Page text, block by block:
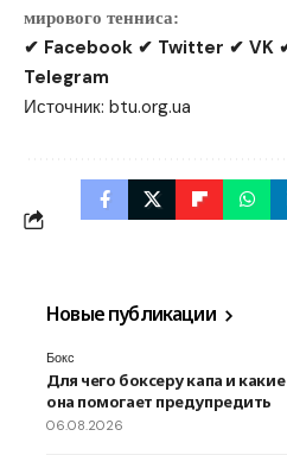
мирового тенниса:
✔ Facebook ✔ Twitter ✔ VK
Telegram
Источник: btu.org.ua
Новые публикации
Бокс
Для чего боксеру капа и
она помогает предупредить
06.08.2026